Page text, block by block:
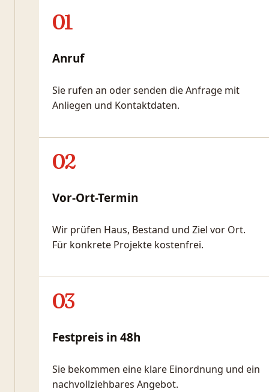
01
Anruf
Sie rufen an oder senden die Anfrage mit
Anliegen und Kontaktdaten.
02
Vor-Ort-Termin
Wir prüfen Haus, Bestand und Ziel vor Ort.
Für konkrete Projekte kostenfrei.
03
Festpreis in 48h
Sie bekommen eine klare Einordnung und ein
nachvollziehbares Angebot.